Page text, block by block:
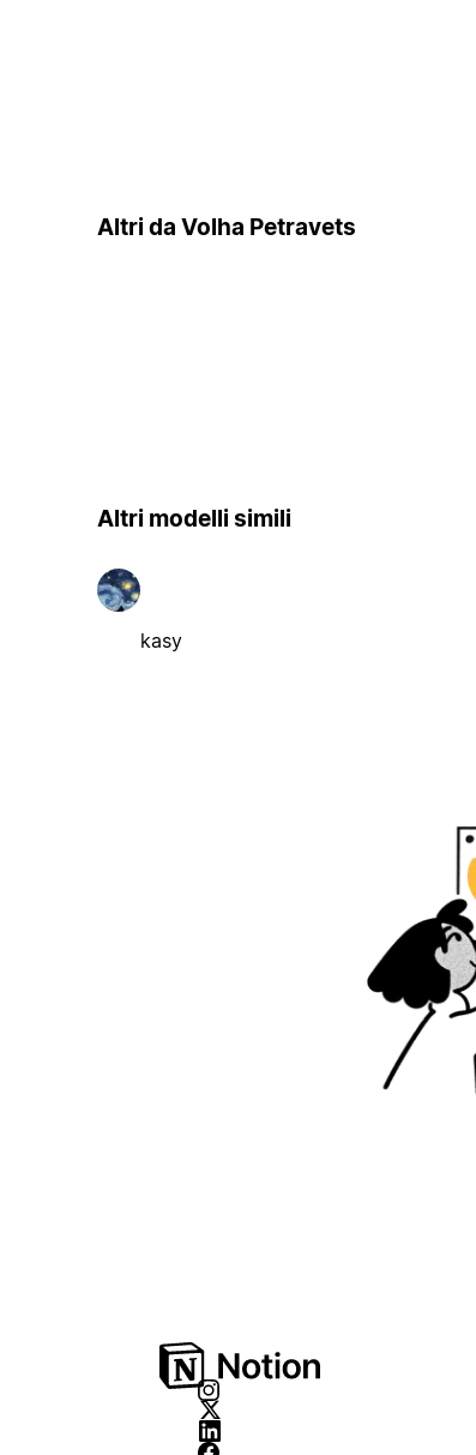
Altri da Volha Petravets
Altri modelli simili
kasy